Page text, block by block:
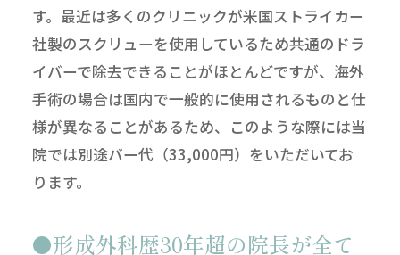
す。最近は多くのクリニックが米国ストライカー
社製のスクリューを使用しているため共通のドラ
イバーで除去できることがほとんどですが、海外
手術の場合は国内で一般的に使用されるものと仕
様が異なることがあるため、このような際には当
院では別途バー代（33,000円）をいただいてお
ります。
形成外科歴30年超の院長が全て